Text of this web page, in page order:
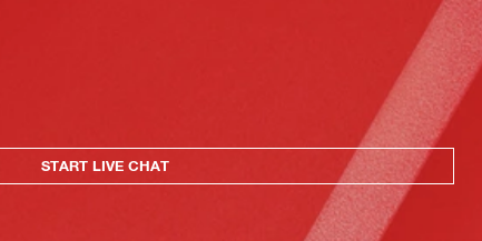
START LIVE CHAT